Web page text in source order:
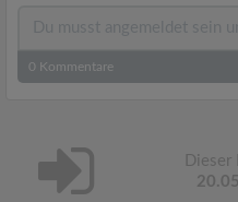
0 Kommentare
Dieser